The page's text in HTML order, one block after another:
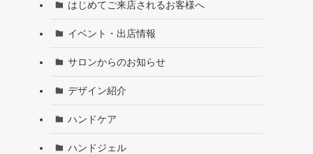
はじめてご来店されるお客様へ
イベント・出店情報
サロンからのお知らせ
デザイン紹介
ハンドケア
ハンドジェル